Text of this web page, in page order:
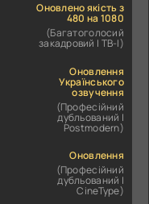
Оновлено якість з
480 на 1080
(Багатоголосий
закадровий | ТВ-І)
Оновлення
Українського
озвучення
(Професійний
дубльований |
Postmodern)
Оновлення
(Професійний
дубльований |
CineType)